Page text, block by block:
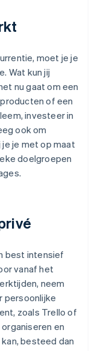
moet je je
Wat kun jij
nu gaat om een
of een
investeer in
ook om
je met op maat
doelgroepen
best intensief
vanaf het
neem
persoonlijke
zoals Trello of
en
besteed dan